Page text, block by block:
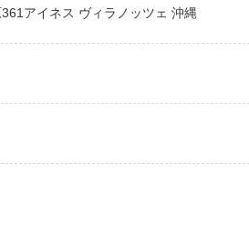
アイネス ヴィラノッツェ 沖縄